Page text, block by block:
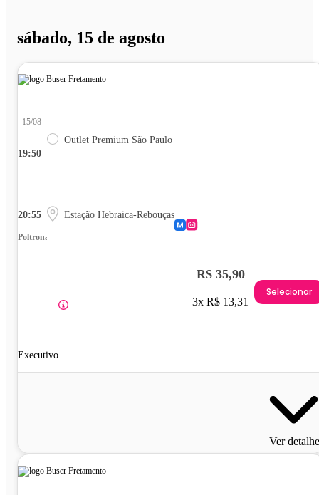
sábado, 15 de agosto
19:50
15/08
Outlet Premium São Paulo
20:55 Estação Hebraica-Rebouças
Poltrona
Executivo
R$ 35,90
3x R$ 13,31
Selecionar
Ver